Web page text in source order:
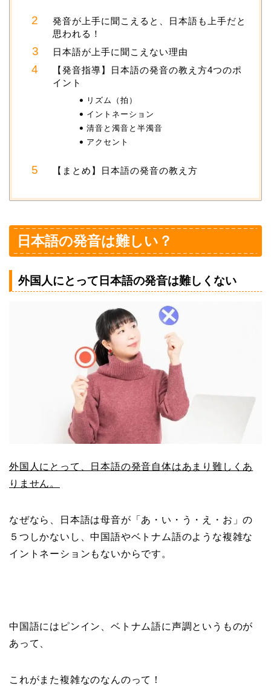
発音が上手に聞こえると、日本語も上手だと
思われる！
日本語が上手に聞こえない理由
【発音指導】日本語の発音の教え方4つのポ
イント
リズム（拍）
イントネーション
清音と濁音と半濁音
アクセント
【まとめ】日本語の発音の教え方
日本語の発音は難しい？
外国人にとって日本語の発音は難しくない
外国人にとって、日本語の発音自体はあまり難しくあ
りません。
なぜなら、日本語は母音が「あ・い・う・え・お」の
５つしかないし、中国語やベトナム語のような複雑な
イントネーションもないからです。
中国語にはピンイン、ベトナム語に声調というものが
あって、
これがまた複雑なのなんのって！